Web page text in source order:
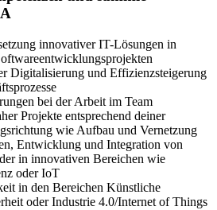
innovativer IT-Lösungen in
Digitalisierung und Effizienzsteigerung
bei der Arbeit im Team
Projekte entsprechend deiner
wie Aufbau und Vernetzung
Entwicklung und Integration von
in innovativen Bereichen wie
oder IoT
in den Bereichen Künstliche
oder Industrie 4.0/Internet of Things